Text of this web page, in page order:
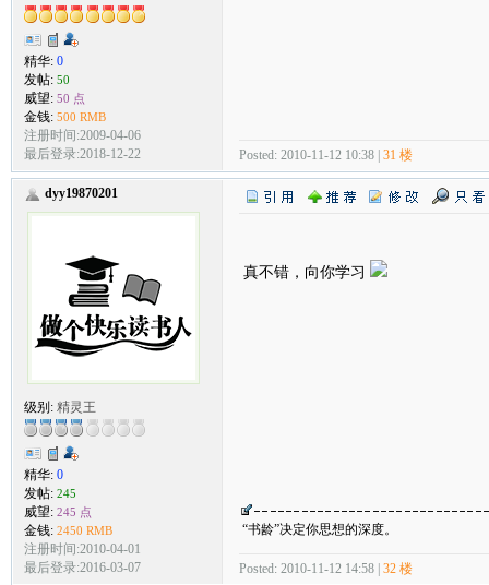
精华: 0
发帖: 50
威望: 50 点
金钱: 500 RMB
注册时间:2009-04-06
最后登录:2018-12-22
Posted: 2010-11-12 10:38 | 31 楼
dyy19870201
级别: 精灵王
精华: 0
发帖: 245
威望: 245 点
金钱: 2450 RMB
注册时间:2010-04-01
最后登录:2016-03-07
真不错，向你学习
“书龄”决定你思想的深度。
Posted: 2010-11-12 14:58 | 32 楼